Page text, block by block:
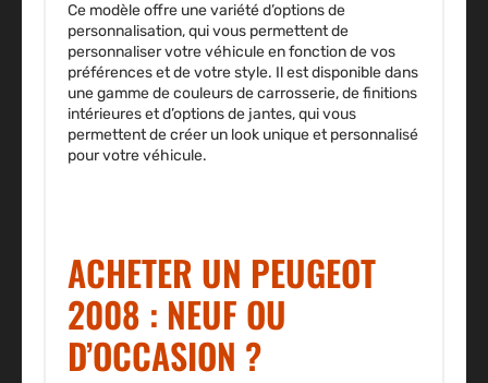
Ce modèle offre une variété d’options de
personnalisation, qui vous permettent de
personnaliser votre véhicule en fonction de vos
préférences et de votre style. Il est disponible dans
une gamme de couleurs de carrosserie, de finitions
intérieures et d’options de jantes, qui vous
permettent de créer un look unique et personnalisé
pour votre véhicule.
ACHETER UN PEUGEOT
2008 : NEUF OU
D’OCCASION ?